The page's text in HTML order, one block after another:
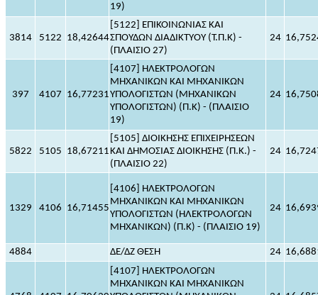
19)
3814 5122 18,42644
[5122] ΕΠΙΚΟΙΝΩΝΙΑΣ ΚΑΙ
ΣΠΟΥΔΩΝ ΔΙΑΔΙΚΤΥΟΥ (Τ.Π.Κ) -
(ΠΛΑΙΣΙΟ 27)
24
397 4107 16,77231
[4107] ΗΛΕΚΤΡΟΛΟΓΩΝ
ΜΗΧΑΝΙΚΩΝ ΚΑΙ ΜΗΧΑΝΙΚΩΝ
ΥΠΟΛΟΓΙΣΤΩΝ (ΜΗΧΑΝΙΚΩΝ
ΥΠΟΛΟΓΙΣΤΩΝ) (Π.Κ) - (ΠΛΑΙΣΙΟ
19)
24
5822 5105 18,67211
[5105] ΔΙΟΙΚΗΣΗΣ ΕΠΙΧΕΙΡΗΣΕΩΝ
ΚΑΙ ΔΗΜΟΣΙΑΣ ΔΙΟΙΚΗΣΗΣ (Π.Κ.) -
(ΠΛΑΙΣΙΟ 22)
24
1329 4106 16,71455
[4106] ΗΛΕΚΤΡΟΛΟΓΩΝ
ΜΗΧΑΝΙΚΩΝ ΚΑΙ ΜΗΧΑΝΙΚΩΝ
ΥΠΟΛΟΓΙΣΤΩΝ (ΗΛΕΚΤΡΟΛΟΓΩΝ
ΜΗΧΑΝΙΚΩΝ) (Π.Κ) - (ΠΛΑΙΣΙΟ 19)
24
4884 ΔΕ/ΔΖ ΘΕΣΗ 24
[4107] ΗΛΕΚΤΡΟΛΟΓΩΝ
ΜΗΧΑΝΙΚΩΝ ΚΑΙ ΜΗΧΑΝΙΚΩΝ